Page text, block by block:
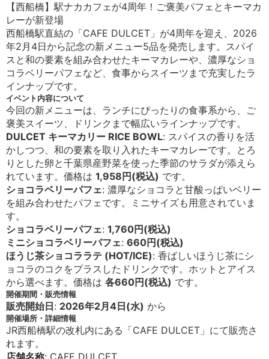
【西船橋】駅ナカカフェが4周年！ご褒美パフェとキーマカ
レーが新登場
西船橋駅直結の「CAFE DULCET」が4周年を迎え、2026
年2月4日から記念の新メニュー5品を発売します。スパイ
スと和の要素を組み合わせたキーマカレーや、濃厚なショ
コラベリーパフェなど、食事からスイーツまで充実したラ
インナップです。
イベント内容について
今回の新メニューは、ランチにぴったりの食事系から、ご
褒美スイーツ、ドリンクまで幅広いラインナップです。
DULCET キーマカリー RICE BOWL: スパイスの香りを活
かしつつ、和の要素を取り入れたキーマカレーです。とろ
りとした卵と千葉県産野菜を使った季節のサラダが添えら
れています。価格は 1,958円(税込) です。
ショコラベリーパフェ: 濃厚なショコラと甘酸っぱいベリー
を組み合わせたパフェです。ミニサイズも用意されていま
す。
ショコラベリーパフェ: 1,760円(税込)
ミニショコラベリーパフェ: 660円(税込)
ほうじ茶ショコララテ (HOT/ICE): 香ばしいほうじ茶にシ
ョコラのコクをプラスしたドリンクです。ホットとアイス
から選べます。価格は 各660円(税込) です。
開催期間・販売情報
販売開始日: 2026年2月4日(水) から
開催場所・詳細情報
JR西船橋駅の改札内にある「CAFE DULCET」にて販売さ
れます。